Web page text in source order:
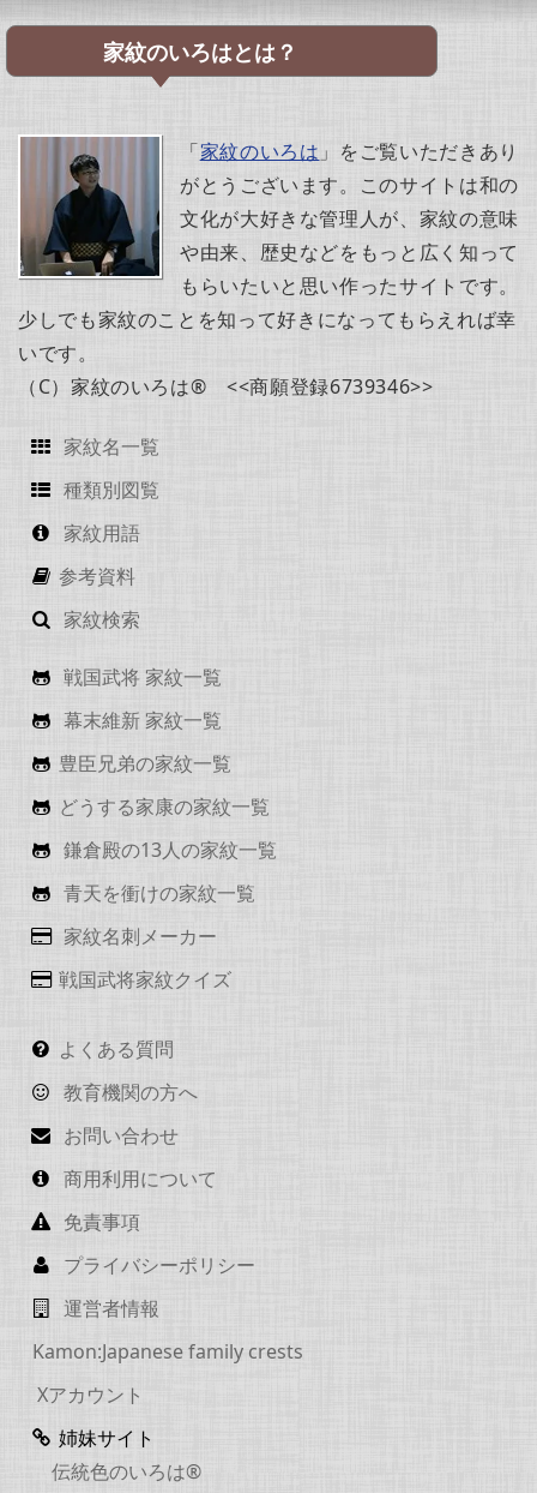
家紋のいろはとは？
「家紋のいろは 」をご覧いただきあり
がとうございます。このサイトは和の
文化が大好きな管理人が、家紋の意味
や由来、歴史などをもっと広く知って
もらいたいと思い作ったサイトです。
少しでも家紋のことを知って好きになってもらえれば幸
いです。
（C）家紋のいろは® <<商願登録6739346>>
家紋名一覧
種類別図覧
家紋用語
参考資料
家紋検索
戦国武将 家紋一覧
幕末維新 家紋一覧
豊臣兄弟の家紋一覧
どうする家康の家紋一覧
鎌倉殿の13人の家紋一覧
青天を衝けの家紋一覧
家紋名刺メーカー
戦国武将家紋クイズ
よくある質問
教育機関の方へ
お問い合わせ
商用利用について
免責事項
プライバシーポリシー
運営者情報
Kamon:Japanese family crests
Xアカウント
姉妹サイト
伝統色のいろは®